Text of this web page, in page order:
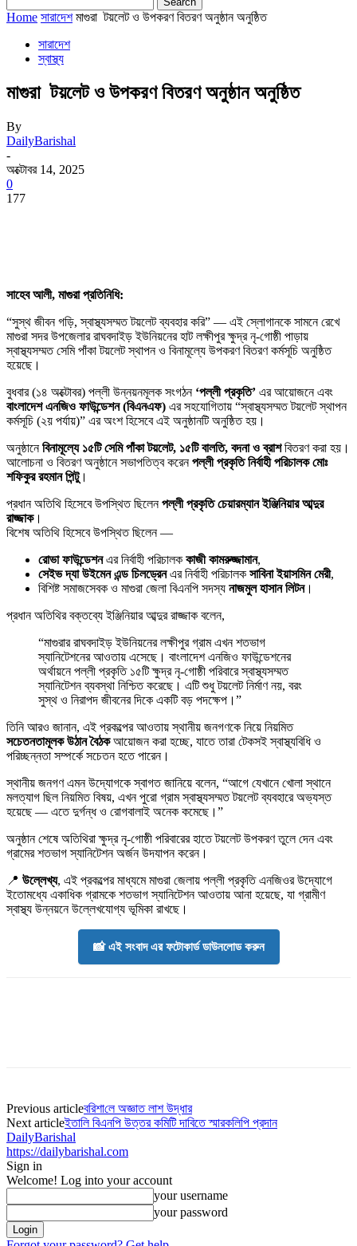
Home সারাদেশ মাগুরা টয়লেট ও উপকরণ বিতরণ অনুষ্ঠান অনুষ্ঠিত
সারাদেশ
স্বাস্থ্য
মাগুরা টয়লেট ও উপকরণ বিতরণ অনুষ্ঠান অনুষ্ঠিত
By
DailyBarishal
-
অক্টোবর 14, 2025
0
177
সাহেব আলী, মাগুরা প্রতিনিধি:
“সুস্থ জীবন গড়ি, স্বাস্থ্যসম্মত টয়লেট ব্যবহার করি” — এই স্লোগানকে সামনে রেখে
মাগুরা সদর উপজেলার রাঘবদাইড় ইউনিয়নের হাট লক্ষীপুর ক্ষুদ্র নৃ-গোষ্ঠী পাড়ায়
স্বাস্থ্যসম্মত সেমি পাঁকা টয়লেট স্থাপন ও বিনামূল্যে উপকরণ বিতরণ কর্মসূচি অনুষ্ঠিত
হয়েছে।
বুধবার (১৪ অক্টোবর) পল্লী উন্নয়নমূলক সংগঠন ‘পল্লী প্রকৃতি’ এর আয়োজনে এবং
বাংলাদেশ এনজিও ফাউন্ডেশন (বিএনএফ) এর সহযোগিতায় “স্বাস্থ্যসম্মত টয়লেট স্থাপন
কর্মসূচি (২য় পর্যায়)” এর অংশ হিসেবে এই অনুষ্ঠানটি অনুষ্ঠিত হয়।
অনুষ্ঠানেবিনামূল্যে ১৫টি সেমি পাঁকা টয়লেট, ১৫টি বালতি, বদনা ও ব্রাশবিতরণ করা হয়।
আলোচনা ও বিতরণ অনুষ্ঠানে সভাপতিত্ব করেনপল্লী প্রকৃতি নির্বাহী পরিচালক মোঃ
শফিকুর রহমান পিন্টু।
প্রধান অতিথি হিসেবে উপস্থিত ছিলেনপল্লী প্রকৃতি চেয়ারম্যান ইঞ্জিনিয়ার আব্দুর
রাজ্জাক।
বিশেষ অতিথি হিসেবে উপস্থিত ছিলেন —
রোভা ফাউন্ডেশনএর নির্বাহী পরিচালক কাজী কামরুজ্জামান,
সেইভ দ্যা উইমেন এন্ড চিলড্রেনএর নির্বাহী পরিচালক সাবিনা ইয়াসমিন মেরী,
বিশিষ্ট সমাজসেবক ও মাগুরা জেলা বিএনপি সদস্য নাজমুল হাসান লিটন।
প্রধান অতিথির বক্তব্যে ইঞ্জিনিয়ার আব্দুর রাজ্জাক বলেন,
“মাগুরার রাঘবদাইড় ইউনিয়নের লক্ষীপুর গ্রাম এখন শতভাগ
স্যানিটেশনের আওতায় এসেছে। বাংলাদেশ এনজিও ফাউন্ডেশনের
অর্থায়নে পল্লী প্রকৃতি ১৫টি ক্ষুদ্র নৃ-গোষ্ঠী পরিবারে স্বাস্থ্যসম্মত
স্যানিটেশন ব্যবস্থা নিশ্চিত করেছে। এটি শুধু টয়লেট নির্মাণ নয়, বরং
সুস্থ ও নিরাপদ জীবনের দিকে একটি বড় পদক্ষেপ।”
তিনি আরও জানান, এই প্রকল্পের আওতায় স্থানীয় জনগণকে নিয়ে নিয়মিত
সচেতনতামূলক উঠান বৈঠকআয়োজন করা হচ্ছে, যাতে তারা টেকসই স্বাস্থ্যবিধি ও
পরিচ্ছন্নতা সম্পর্কে সচেতন হতে পারেন।
স্থানীয় জনগণ এমন উদ্যোগকে স্বাগত জানিয়ে বলেন, “আগে যেখানে খোলা স্থানে
মলত্যাগ ছিল নিয়মিত বিষয়, এখন পুরো গ্রাম স্বাস্থ্যসম্মত টয়লেট ব্যবহারে অভ্যস্ত
হয়েছে — এতে দুর্গন্ধ ও রোগবালাই অনেক কমেছে।”
অনুষ্ঠান শেষে অতিথিরা ক্ষুদ্র নৃ-গোষ্ঠী পরিবারের হাতে টয়লেট উপকরণ তুলে দেন এবং
গ্রামের শতভাগ স্যানিটেশন অর্জন উদযাপন করেন।
📍 উল্লেখ্য, এই প্রকল্পের মাধ্যমে মাগুরা জেলায় পল্লী প্রকৃতি এনজিওর উদ্যোগে
ইতোমধ্যে একাধিক গ্রামকে শতভাগ স্যানিটেশন আওতায় আনা হয়েছে, যা গ্রামীণ
স্বাস্থ্য উন্নয়নে উল্লেখযোগ্য ভূমিকা রাখছে।
📸 এই সংবাদ এর ফটোকার্ড ডাউনলোড করুন
Previous articleব‌রিশা‌লে অজ্ঞাত লাশ উদ্ধার
Next articleইতা‌লি বিএনপি উত্তর কমিটি দাবিতে স্মারকলিপি প্রদান
DailyBarishal
https://dailybarishal.com
Sign in
Welcome! Log into your account
your username
your password